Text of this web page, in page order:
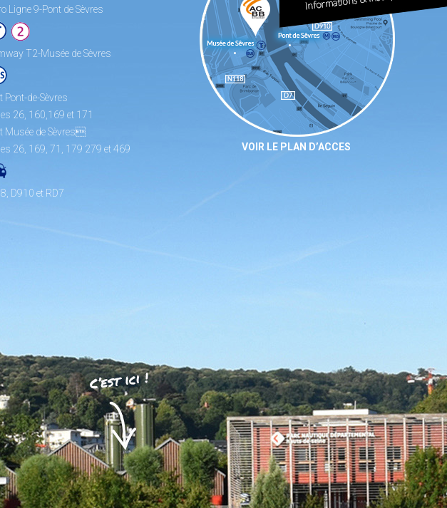
Ligne 9-Pont de Sèvres
T2-Musée de Sèvres
Pont-de-Sèvres
26, 160,169 et 171
Musée de Sèvres
26, 169, 71, 179 279 et 469
D910 et RD7
VOIR LE PLAN D’ACCES